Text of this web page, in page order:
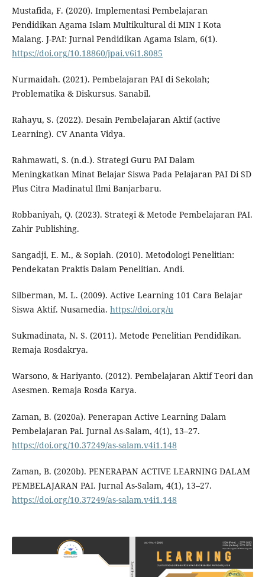
Mustafida, F. (2020). Implementasi Pembelajaran
Pendidikan Agama Islam Multikultural di MIN I Kota
Malang. J-PAI: Jurnal Pendidikan Agama Islam, 6(1).
https://doi.org/10.18860/jpai.v6i1.8085
Nurmaidah. (2021). Pembelajaran PAI di Sekolah;
Problematika & Diskursus. Sanabil.
Rahayu, S. (2022). Desain Pembelajaran Aktif (active
Learning). CV Ananta Vidya.
Rahmawati, S. (n.d.). Strategi Guru PAI Dalam
Meningkatkan Minat Belajar Siswa Pada Pelajaran PAI Di SD
Plus Citra Madinatul Ilmi Banjarbaru.
Robbaniyah, Q. (2023). Strategi & Metode Pembelajaran PAI.
Zahir Publishing.
Sangadji, E. M., & Sopiah. (2010). Metodologi Penelitian:
Pendekatan Praktis Dalam Penelitian. Andi.
Silberman, M. L. (2009). Active Learning 101 Cara Belajar
Siswa Aktif. Nusamedia. https://doi.org/u
Sukmadinata, N. S. (2011). Metode Penelitian Pendidikan.
Remaja Rosdakrya.
Warsono, & Hariyanto. (2012). Pembelajaran Aktif Teori dan
Asesmen. Remaja Rosda Karya.
Zaman, B. (2020a). Penerapan Active Learning Dalam
Pembelajaran Pai. Jurnal As-Salam, 4(1), 13–27.
https://doi.org/10.37249/as-salam.v4i1.148
Zaman, B. (2020b). PENERAPAN ACTIVE LEARNING DALAM
PEMBELAJARAN PAI. Jurnal As-Salam, 4(1), 13–27.
https://doi.org/10.37249/as-salam.v4i1.148